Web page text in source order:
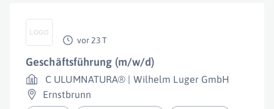
vor 23 T
Geschäftsführung (m/w/d)
C ULUMNATURA® | Wilhelm Luger GmbH
Ernstbrunn